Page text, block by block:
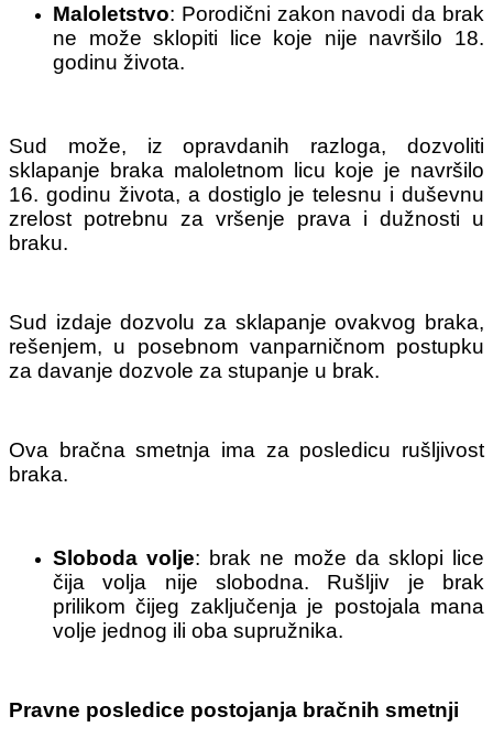
Maloletstvo: Porodični zakon navodi da brak
ne može sklopiti lice koje nije navršilo 18.
godinu života.
Sud može, iz opravdanih razloga, dozvoliti
sklapanje braka maloletnom licu koje je navršilo
16. godinu života, a dostiglo je telesnu i duševnu
zrelost potrebnu za vršenje prava i dužnosti u
braku.
Sud izdaje dozvolu za sklapanje ovakvog braka,
rešenjem, u posebnom vanparničnom postupku
za davanje dozvole za stupanje u brak.
Ova bračna smetnja ima za posledicu rušljivost
braka.
Sloboda volje: brak ne može da sklopi lice
čija volja nije slobodna. Rušljiv je brak
prilikom čijeg zaključenja je postojala mana
volje jednog ili oba supružnika.
Pravne posledice postojanja bračnih smetnji